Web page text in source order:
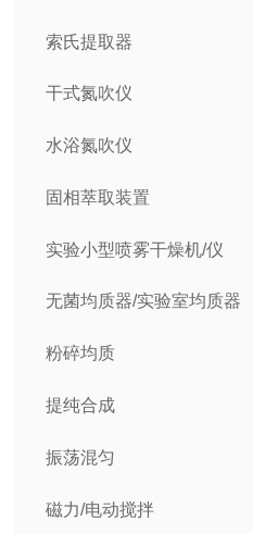
索氏提取器
干式氮吹仪
水浴氮吹仪
固相萃取装置
实验小型喷雾干燥机/仪
无菌均质器/实验室均质器
粉碎均质
提纯合成
振荡混匀
磁力/电动搅拌